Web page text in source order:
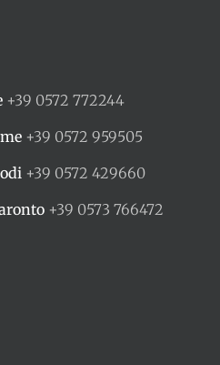
+39 0572 772244
+39 0572 959505
+39 0572 429660
+39 0573 766472